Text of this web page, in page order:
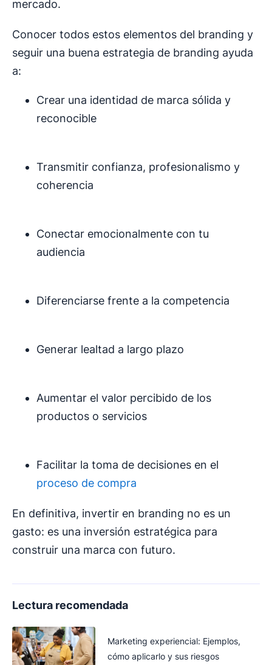
mercado.
Conocer todos estos elementos del branding y
seguir una buena estrategia de branding ayuda
a:
Crear una identidad de marca sólida y
reconocible
Transmitir confianza, profesionalismo y
coherencia
Conectar emocionalmente con tu
audiencia
Diferenciarse frente a la competencia
Generar lealtad a largo plazo
Aumentar el valor percibido de los
productos o servicios
Facilitar la toma de decisiones en el
proceso de compra
En definitiva, invertir en branding no es un
gasto: es una inversión estratégica para
construir una marca con futuro.
Lectura recomendada
Marketing experiencial: Ejemplos,
cómo aplicarlo y sus riesgos